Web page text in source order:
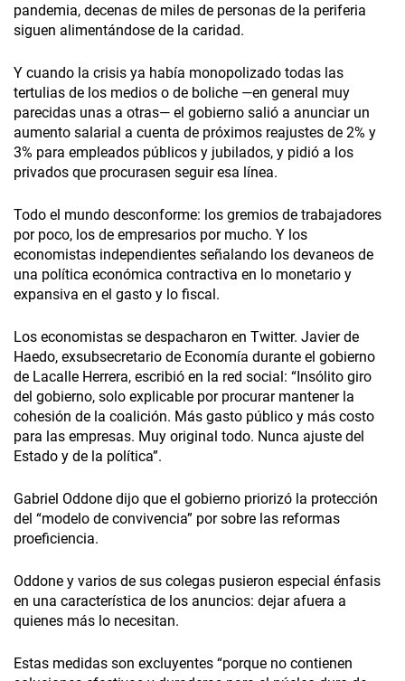
pandemia, decenas de miles de personas de la periferia
siguen alimentándose de la caridad.
Y cuando la crisis ya había monopolizado todas las
tertulias de los medios o de boliche —en general muy
parecidas unas a otras— el gobierno salió a anunciar un
aumento salarial a cuenta de próximos reajustes de 2% y
3% para empleados públicos y jubilados, y pidió a los
privados que procurasen seguir esa línea.
Todo el mundo desconforme: los gremios de trabajadores
por poco, los de empresarios por mucho. Y los
economistas independientes señalando los devaneos de
una política económica contractiva en lo monetario y
expansiva en el gasto y lo fiscal.
Los economistas se despacharon en Twitter. Javier de
Haedo, exsubsecretario de Economía durante el gobierno
de Lacalle Herrera, escribió en la red social: “Insólito giro
del gobierno, solo explicable por procurar mantener la
cohesión de la coalición. Más gasto público y más costo
para las empresas. Muy original todo. Nunca ajuste del
Estado y de la política”.
Gabriel Oddone dijo que el gobierno priorizó la protección
del “modelo de convivencia” por sobre las reformas
proeficiencia.
Oddone y varios de sus colegas pusieron especial énfasis
en una característica de los anuncios: dejar afuera a
quienes más lo necesitan.
Estas medidas son excluyentes “porque no contienen